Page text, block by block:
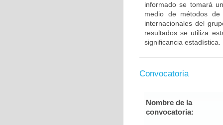
informado se tomará
medio de métodos de
internacionales del
resultados se utiliza
significancia estadística.
Convocatoria
Nombre de la
convocatoria: